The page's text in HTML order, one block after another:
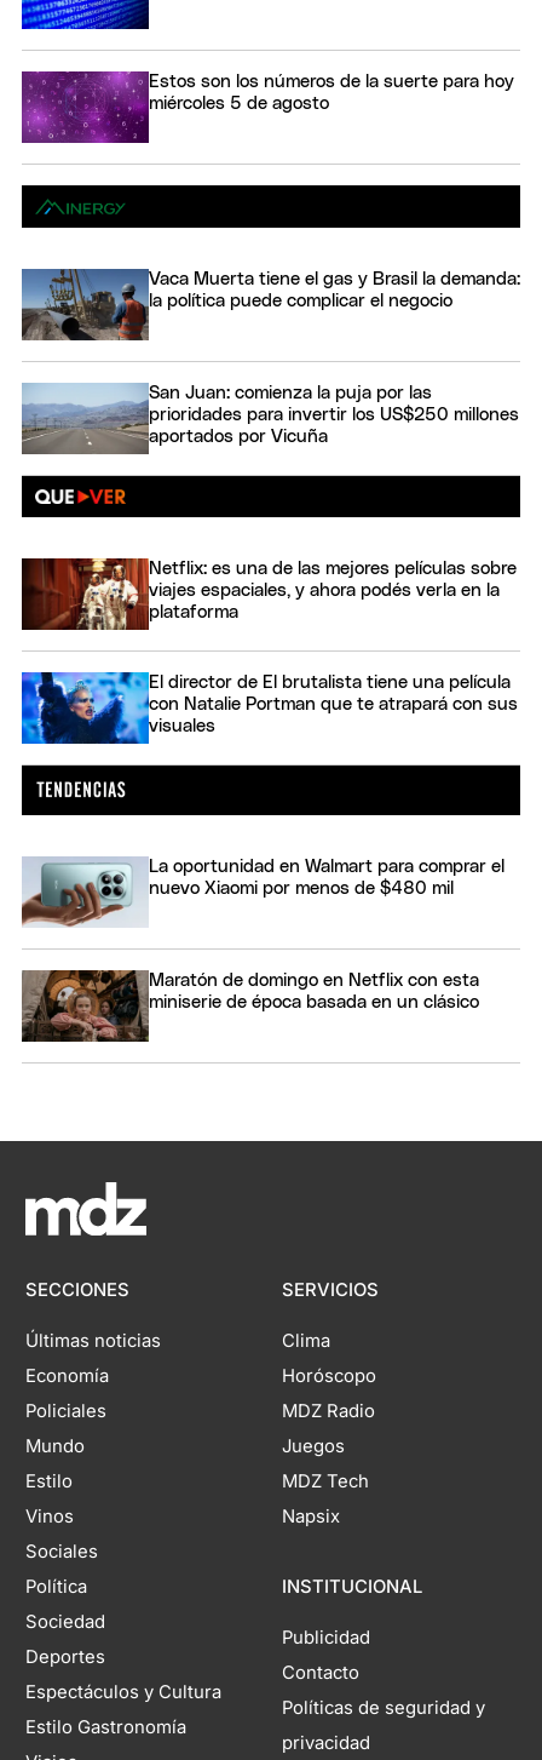
Estos son los números de la suerte para hoy
miércoles 5 de agosto
Vaca Muerta tiene el gas y Brasil la demanda:
la política puede complicar el negocio
San Juan: comienza la puja por las
prioridades para invertir los US$250 millones
aportados por Vicuña
Netflix: es una de las mejores películas sobre
viajes espaciales, y ahora podés verla en la
plataforma
El director de El brutalista tiene una película
con Natalie Portman que te atrapará con sus
visuales
La oportunidad en Walmart para comprar el
nuevo Xiaomi por menos de $480 mil
Maratón de domingo en Netflix con esta
miniserie de época basada en un clásico
SECCIONES
Últimas noticias
Economía
Policiales
Mundo
Estilo
Vinos
Sociales
Política
Sociedad
Deportes
Espectáculos y Cultura
Estilo Gastronomía
SERVICIOS
Clima
Horóscopo
MDZ Radio
Juegos
MDZ Tech
Napsix
INSTITUCIONAL
Publicidad
Contacto
Políticas de seguridad y
privacidad